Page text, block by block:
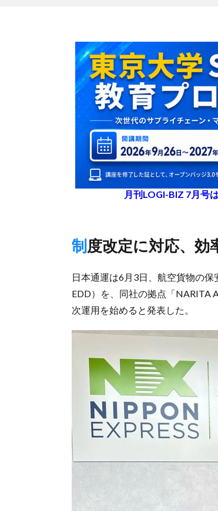
月刊LOGI-BIZ 7月号
制度改定に対応、
日本通運は6月3日、航空貨物の保
EDD）を、同社の拠点「NARITA
次運用を始めると発表した。